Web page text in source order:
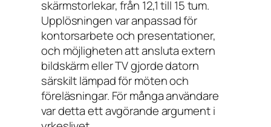
skärmstorlekar, från 12,1 till 15 tum.
Upplösningen var anpassad för
kontorsarbete och presentationer,
och möjligheten att ansluta extern
bildskärm eller TV gjorde datorn
särskilt lämpad för möten och
föreläsningar. För många användare
var detta ett avgörande argument i